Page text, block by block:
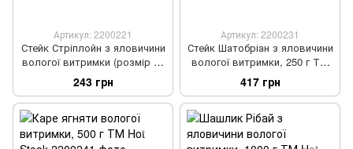
Артикул: 2200221
Стейк Стріплойн з яловичини
вологої витримки (розмір S)
ТМ Hot Steak
243 грн
Артикул: 2200231
Стейк Шатобріан з яловичини
вологої витримки, 250 г ТМ
Hot Steak
417 грн